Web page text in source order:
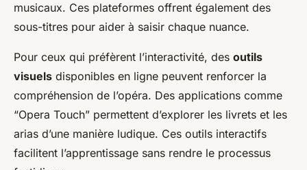
musicaux. Ces plateformes offrent également des
sous-titres pour aider à saisir chaque nuance.
Pour ceux qui préfèrent l’interactivité, des outils
visuels disponibles en ligne peuvent renforcer la
compréhension de l’opéra. Des applications comme
“Opera Touch” permettent d’explorer les livrets et les
arias d’une manière ludique. Ces outils interactifs
facilitent l’apprentissage sans rendre le processus